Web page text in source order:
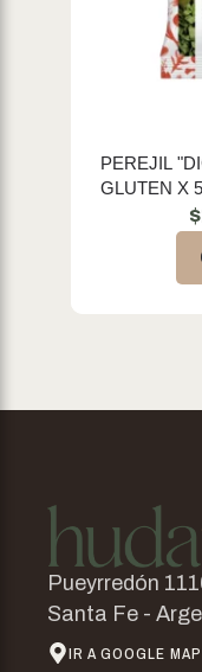
PEREJIL
GLUTEN X
$
Pueyrredón
Santa Fe -
IR A GOOGLE